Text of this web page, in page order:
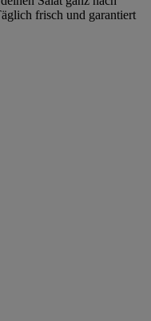
frisch und garantiert